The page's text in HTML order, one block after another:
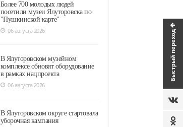
Быстрый переход
Более 700 молодых людей
посетили музеи Ялуторовска по
"Пушкинской карте"
06 августа 2026
В Ялуторовском музейном
комплексе обновят оборудование
в рамках нацпроекта
06 августа 2026
В Ялуторовском округе стартовала
уборочная кампания